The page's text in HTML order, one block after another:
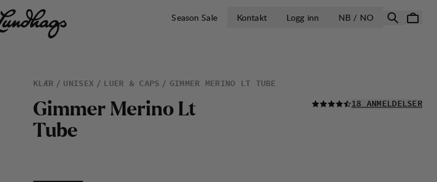
Season Sale Kontakt Logg inn NB / NOÅPNE VELG
KLÆR UNISEX LUER & CAPS GIMMER MERINO LT TUBE
Gimmer Merino Lt
Tube
LES ALLE
18 ANMELDELSER